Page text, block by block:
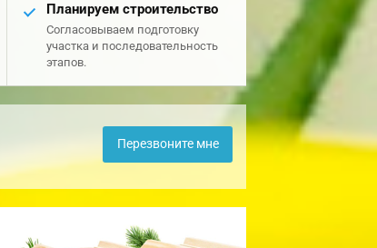
Планируем строительство
Согласовываем подготовку
участка и последовательность
этапов.
Перезвоните мне